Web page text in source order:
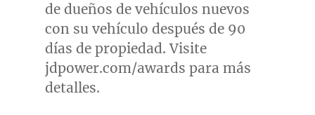
de dueños de vehículos nuevos
con su vehículo después de 90
días de propiedad. Visite
jdpower.com/awards para más
detalles.